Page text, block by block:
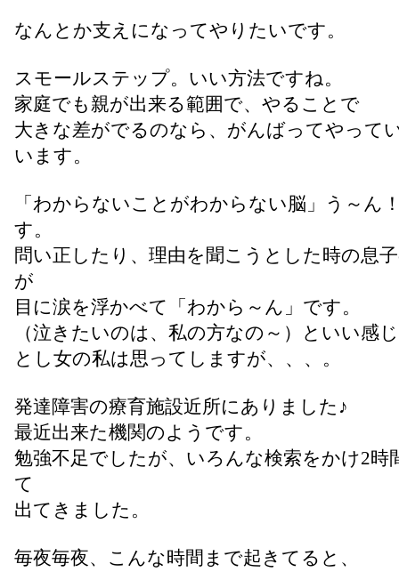
なんとか支えになってやりたいです。
スモールステップ。いい方法ですね。
家庭でも親が出来る範囲で、やることで
大きな差がでるのなら、がんばってやって
います。
「わからないことがわからない脳」う～ん
す。
問い正したり、理由を聞こうとした時の息
が
目に涙を浮かべて「わから～ん」です。
（泣きたいのは、私の方なの～）といい感
とし女の私は思ってしますが、、、。
発達障害の療育施設近所にありました♪
最近出来た機関のようです。
勉強不足でしたが、いろんな検索をかけ2時
て
出てきました。
毎夜毎夜、こんな時間まで起きてると、